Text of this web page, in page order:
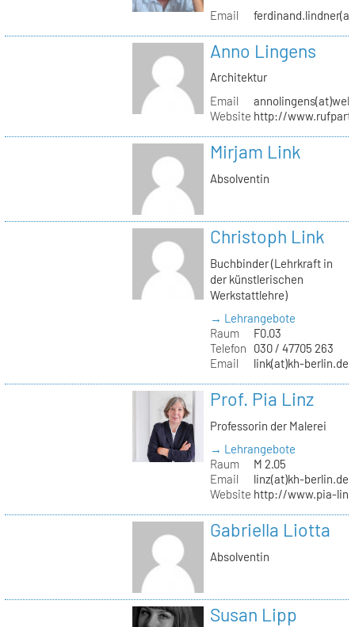
Email
Anno Lingens
Architektur
Email
Website http://
Mirjam Link
Absolventin
Christoph Link
Buchbinder (Lehrkraft in
der künstlerischen
Werkstattlehre)
→ Lehrangebote
Raum
F0.03
Telefon
030 / 47705 263
Email
link(at)kh-berlin.de
Prof. Pia Linz
Professorin der Malerei
→ Lehrangebote
Raum
M 2.05
Email
linz(at)kh-berlin.de
Website http://www.pia-
Gabriella Liotta
Absolventin
Susan Lipp